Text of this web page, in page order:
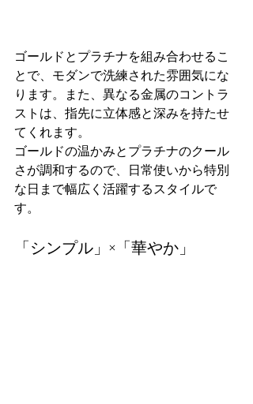
ゴールドとプラチナを組み合わせるこ
とで、モダンで洗練された雰囲気にな
ります。また、異なる金属のコントラ
ストは、指先に立体感と深みを持たせ
てくれます。
ゴールドの温かみとプラチナのクール
さが調和するので、日常使いから特別
な日まで幅広く活躍するスタイルで
す。
「シンプル」×「華やか」